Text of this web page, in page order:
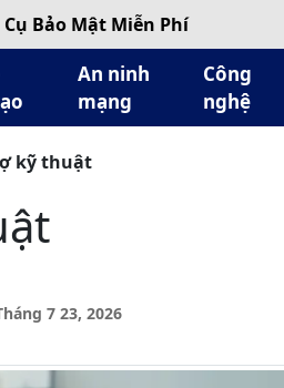
Cụ Bảo Mật Miễn Phí
An ninh
mạng
Công
nghệ
kỹ thuật
7 23, 2026